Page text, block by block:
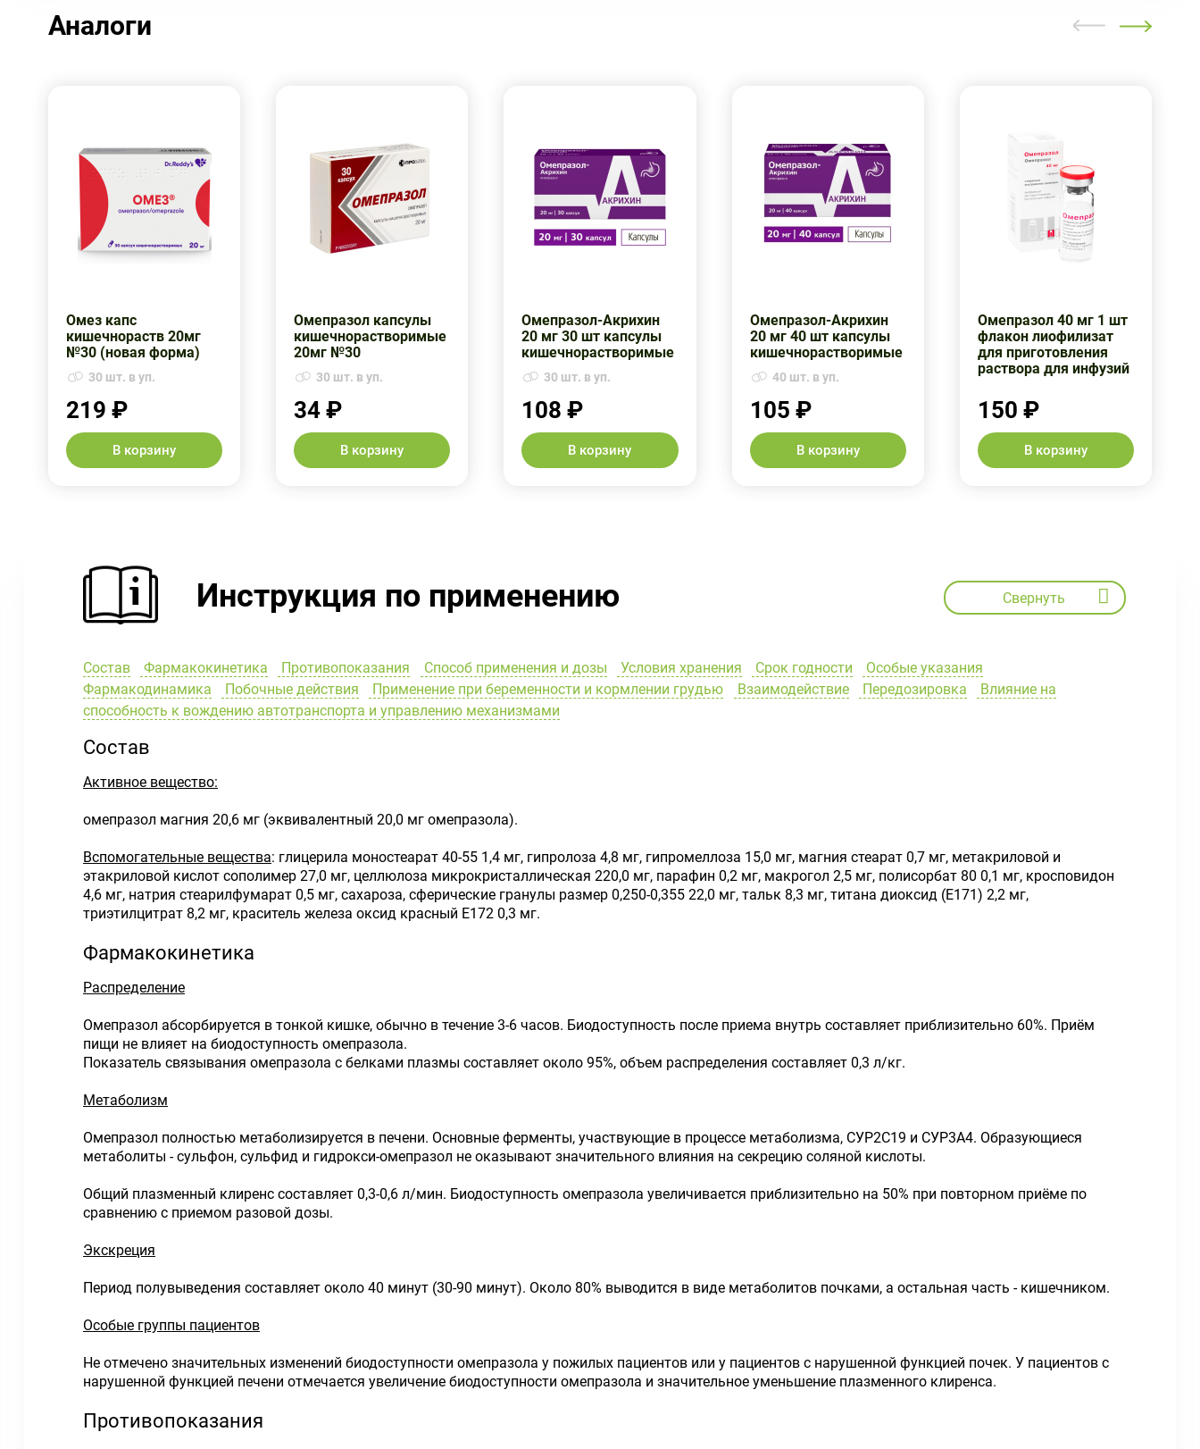
Аналоги
Омез капс
кишечнораств 20мг
№30 (новая форма)
30 шт. в уп.
219 ₽
В корзину
Омепразол капсулы
кишечнорастворимые
20мг №30
30 шт. в уп.
34 ₽
В корзину
Омепразол-Акрихин
20 мг 30 шт капсулы
кишечнорастворимые
30 шт. в уп.
108 ₽
В корзину
Омепразол-Акрихин
20 мг 40 шт капсулы
кишечнорастворимые
40 шт. в уп.
105 ₽
В корзину
Омепразол 40 мг 1 шт
флакон лиофилизат
для приготовления
раствора для инфузий
150 ₽
В корзину
Инструкция по применению Свернуть
Состав Фармакокинетика Противопоказания Способ применения и дозы Условия хранения Срок годности
Особые указания
Фармакодинамика
Побочные действия Применение при беременности и кормлении грудью Взаимодействие Передозировка
Влияние на
способность к вождению автотранспорта и управлению механизмами
Состав
Активное вещество:
омепразол магния 20,6 мг (эквивалентный 20,0 мг омепразола).
Вспомогательные вещества: глицерила моностеарат 40-55 1,4 мг, гипролоза 4,8 мг, гипромеллоза 15,0 мг, магния стеарат 0,7 мг, метакриловой и
этакриловой кислот сополимер 27,0 мг, целлюлоза микрокристаллическая 220,0 мг, парафин 0,2 мг, макрогол 2,5 мг, полисорбат 80 0,1 мг, кросповидон
4,6 мг, натрия стеарилфумарат 0,5 мг, сахароза, сферические гранулы размер 0,250-0,355 22,0 мг, тальк 8,3 мг, титана диоксид (Е171) 2,2 мг,
триэтилцитрат 8,2 мг, краситель железа оксид красный Е172 0,3 мг.
Фармакокинетика
Распределение
Омепразол абсорбируется в тонкой кишке, обычно в течение 3-6 часов. Биодоступность после приема внутрь составляет приблизительно 60%. Приём
пищи не влияет на биодоступность омепразола.
Показатель связывания омепразола с белками плазмы составляет около 95%, объем распределения составляет 0,3 л/кг.
Метаболизм
Омепразол полностью метаболизируется в печени. Основные ферменты, участвующие в процессе метаболизма, СУР2С19 и СУР3А4. Образующиеся
метаболиты - сульфон, сульфид и гидрокси-омепразол не оказывают значительного влияния на секрецию соляной кислоты.
Общий плазменный клиренс составляет 0,3-0,6 л/мин. Биодоступность омепразола увеличивается приблизительно на 50% при повторном приёме по
сравнению с приемом разовой дозы.
Экскреция
Период полувыведения составляет около 40 минут (30-90 минут). Около 80% выводится в виде метаболитов почками, а остальная часть - кишечником.
Особые группы пациентов
Не отмечено значительных изменений биодоступности омепразола у пожилых пациентов или у пациентов с нарушенной функцией почек. У пациентов с
нарушенной функцией печени отмечается увеличение биодоступности омепразола и значительное уменьшение плазменного клиренса.
Противопоказания